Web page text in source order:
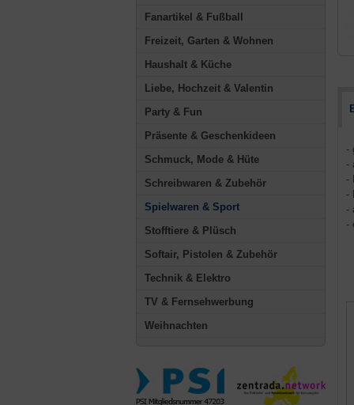
Fanartikel & Fußball
Freizeit, Garten & Wohnen
Haushalt & Küche
Liebe, Hochzeit & Valentin
Party & Fun
Präsente & Geschenkideen
Schmuck, Mode & Hüte
Schreibwaren & Zubehör
Spielwaren & Sport
Stofftiere & Plüsch
Softair, Pistolen & Zubehör
Technik & Elektro
TV & Fernsehwerbung
Weihnachten
-
-
-
-
-
-